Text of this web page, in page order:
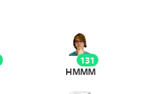
131
HMMM